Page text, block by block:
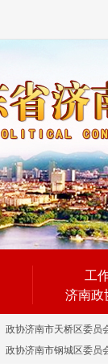
工
济南政
政协济南市天桥区委员
政协济南市钢城区委员